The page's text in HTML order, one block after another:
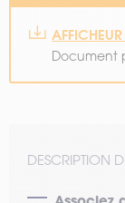
Document
DESCRIPTION